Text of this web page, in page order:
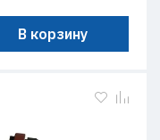
В корзину